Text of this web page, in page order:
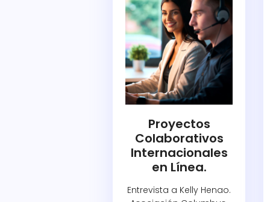
Proyectos
Colaborativos
Internacionales
en Línea.
Entrevista a Kelly Henao.